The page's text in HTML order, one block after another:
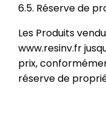
6.5. Réserve de
Les Produits
www.resinv.fr
prix,
réserve de